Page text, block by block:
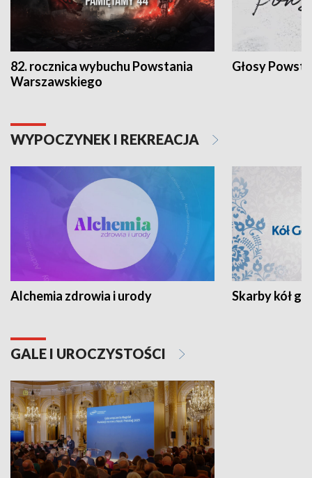
82. rocznica wybuchu Powstania
Warszawskiego
Głosy
WYPOCZYNEK I REKREACJA
Alchemia zdrowia i urody Skarby kół
GALE I UROCZYSTOŚCI